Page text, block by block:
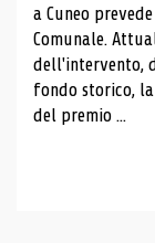
a Cuneo
Comunale.
dell'intervento,
fondo storico,
del premio ...